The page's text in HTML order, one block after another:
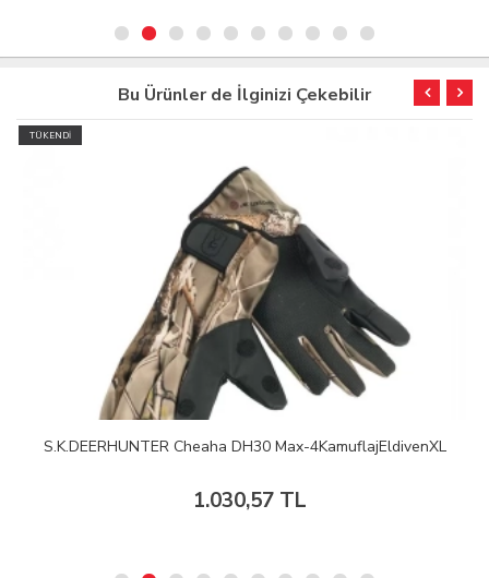
Bu Ürünler de İlginizi Çekebilir
TÜKENDİ
S.K.DEERHUNTER Cheaha DH30 Max-4KamuflajEldivenXL
1.030,57 TL